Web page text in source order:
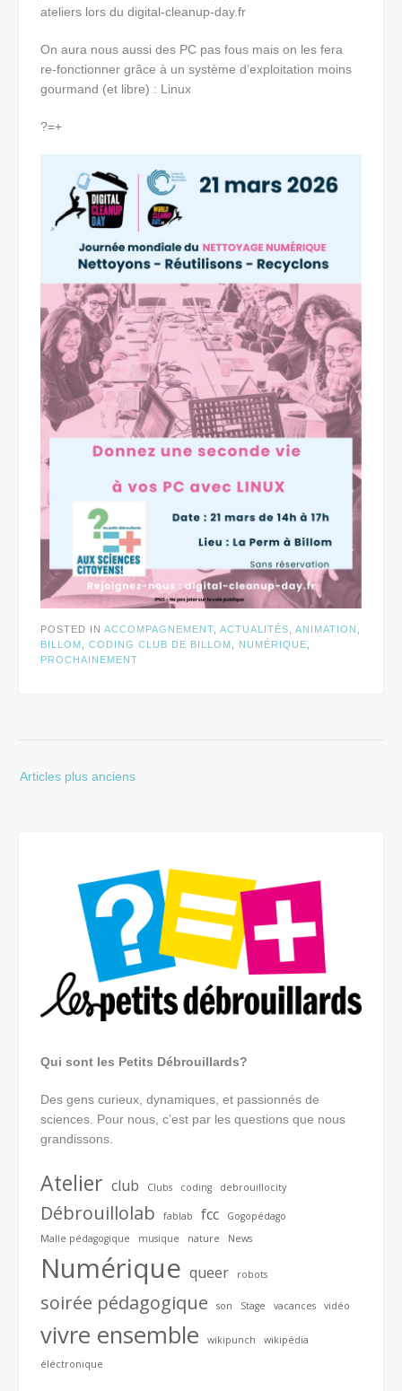
ateliers lors du digital-cleanup-day.fr
On aura nous aussi des PC pas fous mais on les fera
re-fonctionner grâce à un système d’exploitation moins
gourmand (et libre) : Linux
?=+
POSTED IN ACCOMPAGNEMENT ACTUALITÉS ANIMATION
BILLOM
CODING CLUB DE BILLOM NUMÉRIQUE
PROCHAINEMENT
Navigation
Articles plus anciens
Qui sont les Petits Débrouillards?
Des gens curieux, dynamiques, et passionnés de
sciences. Pour nous, c’est par les questions que nous
grandissons.
Atelier club Clubs coding debrouillocity
Débrouillolab fablab fcc
Gogopédago
Malle pédagogique
musique nature News
Numérique queer robots
soirée pédagogique son Stage vacances vidéo
vivre ensemble wikipunch
wikipédia
éléctronique